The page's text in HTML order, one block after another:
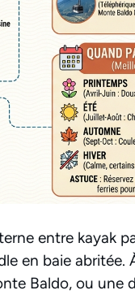
entre kayak
en baie abritée.
Baldo, ou une